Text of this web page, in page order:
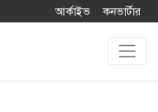
আর্কাইভ কনভার্টার